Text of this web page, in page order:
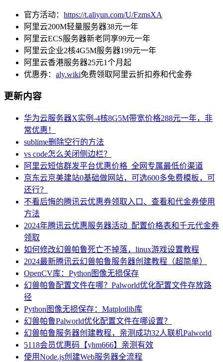
官方活动： https://t.aliyun.com/U/FzmsXA
阿里云200M轻量服务器38元一年
阿里云ECS服务器新老同享99元一年
阿里云企业2核4G5M服务器199元一年
阿里云香港服务器25元1个月起
优惠券： aly.wiki免费领取阿里云折扣券和代金券
更新内容
华为云服务器X实例-4核8G5M带宽价格288元一年，非
常优惠！
sublime删除空行的方法
vs code怎么关闭侧边栏？
阿里云短信群发平台优惠价格_全网专属最低价渠道
京东云京美建站0基础做网站，可选600多免费模板，可
还行？
不看后悔的腾讯云优惠券领取入口、查看和代金券使用
方法
2024年腾讯云优惠服务器活动_配置价格表和千元代金券
领取
如何修改幻兽帕鲁死亡不掉落，linux游戏设置教程
2024最新腾讯云幻兽帕鲁服务器创建教程（超简单）
OpenCV库：Python图像无损保存
幻兽帕鲁配置文件在哪？Palworld优化配置文件存放路
径
Python图像无损保存：Matplotlib库
幻兽帕鲁Palworld优化配置文件在哪设置？
幻兽帕鲁服务器创建教程，亲测成功32人联机Palworld
5118会员优惠码【yhm666】亲测有效
使用Node.js创建Web服务器全流程